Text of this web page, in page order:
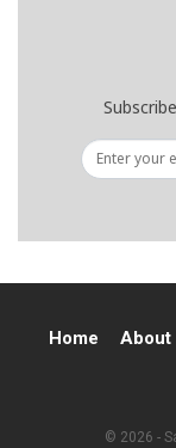
Home About
© 2026 -